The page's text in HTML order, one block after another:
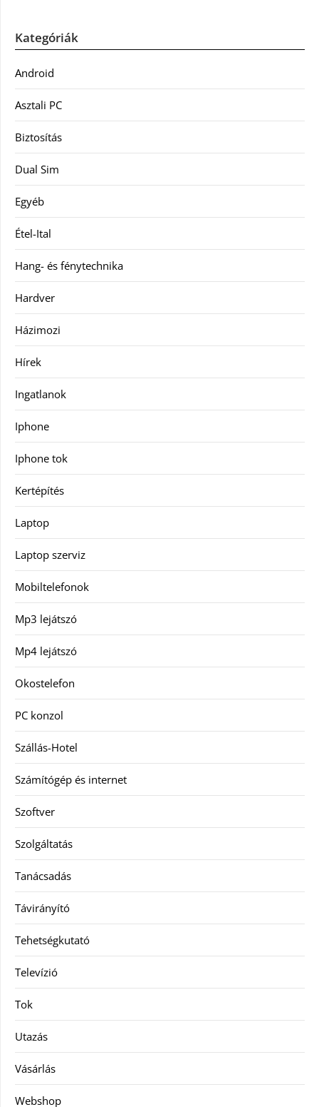
Kategóriák
Android
Asztali PC
Biztosítás
Dual Sim
Egyéb
Étel-Ital
Hang- és fénytechnika
Hardver
Házimozi
Hírek
Ingatlanok
Iphone
Iphone tok
Kertépítés
Laptop
Laptop szerviz
Mobiltelefonok
Mp3 lejátszó
Mp4 lejátszó
Okostelefon
PC konzol
Szállás-Hotel
Számítógép és internet
Szoftver
Szolgáltatás
Tanácsadás
Távirányító
Tehetségkutató
Televízió
Tok
Utazás
Vásárlás
Webshop